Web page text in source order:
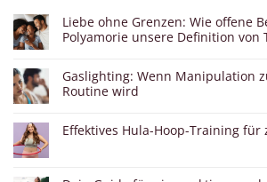
Liebe ohne Grenzen: Wie offene
Polyamorie unsere Definition von
Gaslighting: Wenn Manipulation
Routine wird
Effektives Hula-Hoop-Training für